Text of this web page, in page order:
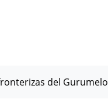
del Gurumelo